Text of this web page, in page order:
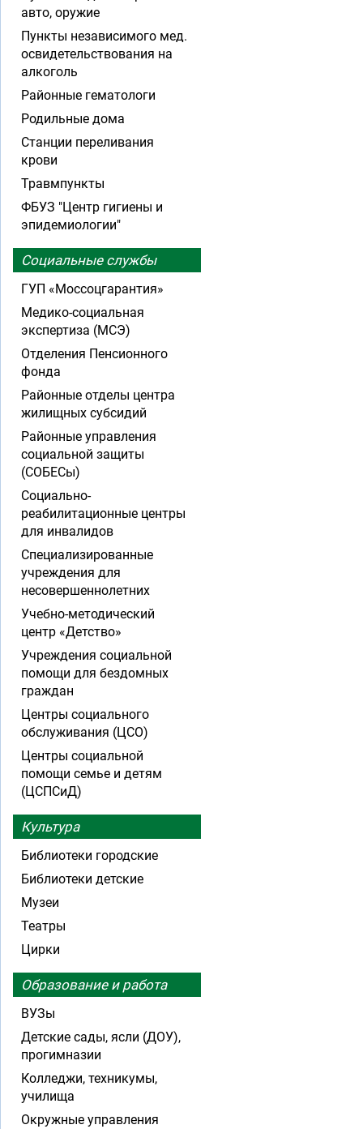
авто, оружие
Пункты независимого мед.
освидетельствования на
алкоголь
Районные гематологи
Родильные дома
Станции переливания
крови
Травмпункты
ФБУЗ "Центр гигиены и
эпидемиологии"
Социальные службы
ГУП «Моссоцгарантия»
Медико-социальная
экспертиза (МСЭ)
Отделения Пенсионного
фонда
Районные отделы центра
жилищных субсидий
Районные управления
социальной защиты
(СОБЕСы)
Социально-
реабилитационные центры
для инвалидов
Специализированные
учреждения для
несовершеннолетних
Учебно-методический
центр «Детство»
Учреждения социальной
помощи для бездомных
граждан
Центры социального
обслуживания (ЦСО)
Центры социальной
помощи семье и детям
(ЦСПСиД)
Культура
Библиотеки городские
Библиотеки детские
Музеи
Театры
Цирки
Образование и работа
ВУЗы
Детские сады, ясли (ДОУ),
прогимназии
Колледжи, техникумы,
училища
Окружные управления